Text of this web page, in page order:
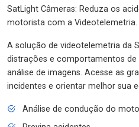
SatLight Câmeras: Reduza os
motorista com a Videotelemetria.
A solução de videotelemetria da
distrações e comportamentos
análise de imagens. Acesse as
incidentes e orientar melhor sua
Análise de condução do